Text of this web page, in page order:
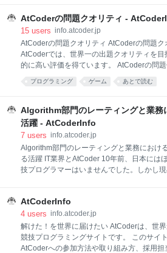
ジで捉えていただくとよいでしょう。 競プ
ばかりの方は、まず「よくあるテ
過去問を練習している際には適用されません
コンテスト中においては、Unrated参加者に
れます。今回発表するルールは、2024年6
成AIの能力と利用状況に合わせて制定され
す。今後のAI事情の変化に応じて、ルール
ださい。 生成AIの台頭に伴うABCにおける
AtCoderの問題クオリティ -
15 users info.atcoder.jp
AtCoderの問題クオリティ AtCoderの問題ク
AtCoderでは、世界一の出題クオリティを
的に高い評価を得ています。 AtCoderの問
案提供・Writer・Tester・Adminの4体制で
す。 原案提供 / Writer / Tester 原案は、問題
Testerが正当性のテストを行っております
Testerが兼任することなく、必ず2人以上の
で、コンテスト開催時のミスを軽減してい
ミスが少なくなっています。 AtCoderの公
プログラミング ゲーム あとで読む
Algorithm部門のレーティングと業務
活躍 - AtCoderInfo
7 users info.atcoder.jp
Algorithm部門のレーティングと業務におけ
る活躍 IT業界とAtCoder 10年前、日本には
技プログラマーはいませんでした。しかし
います。IT業界のどの業種においても、特に
ンジニアとして応募してくる学生などは
験している場合が多く、採用側でもAtCoder
うものかを把握しておく必要性が高まってい
AtCoderのレーティングが表すもの AtCoder
AtCoderInfo
4 users info.atcoder.jp
解けた！を世界に届けたい AtCoderは、世
競技プログラミングサイトです。 このサイト
AtCoderへの参加方法や取り組み方、採用担